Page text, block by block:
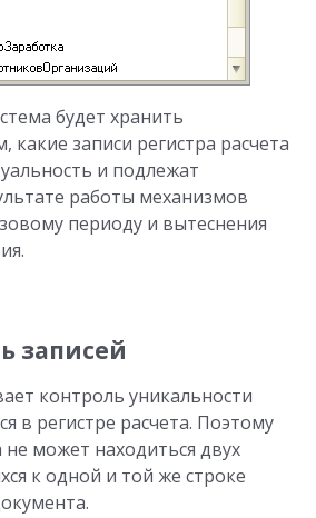
будет хранить
записи регистра расчета
и подлежат
работы механизмов
периоду и вытеснения
записей
контроль уникальности
в регистре расчета. Поэтому
не может находиться двух
к одной и той же строке